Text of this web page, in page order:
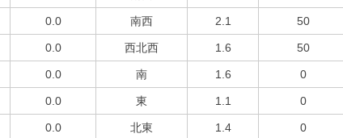
0.0 南西 2.1 50
0.0 西北西 1.6 50
0.0 南 1.6 0
0.0 東 1.1 0
0.0 北東 1.4 0